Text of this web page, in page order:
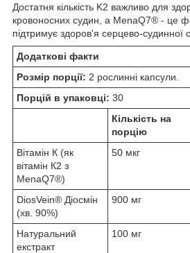
Достатня кількість K2 важливо для
кровоносних судин, а MenaQ7® - це
підтримує здоров'я серцево-судинної
Додаткові факти
Розмір порції: 2 рослинні капсули.
Порцій в упаковці: 30
Кількість на
порцію
Вітамін К (як
вітамін К2 з
MenaQ7®)
50 мкг
DiosVein® Діосмін
(хв. 90%)
900 мг
Натуральний
екстракт
100 мг